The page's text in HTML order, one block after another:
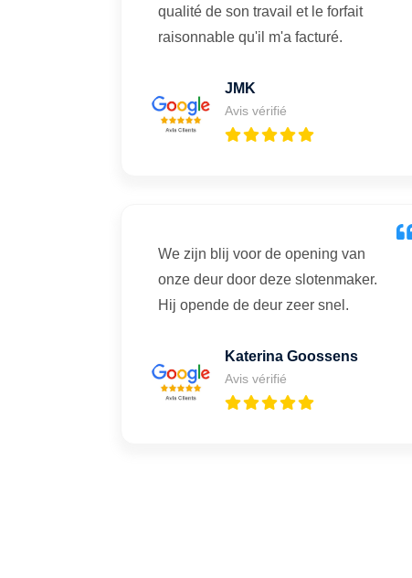
qualité de son travail et le forfait
raisonnable qu'il m'a facturé.
JMK
Avis vérifié
We zijn blij voor de opening van
onze deur door deze slotenmaker.
Hij opende de deur zeer snel.
Katerina Goossens
Avis vérifié